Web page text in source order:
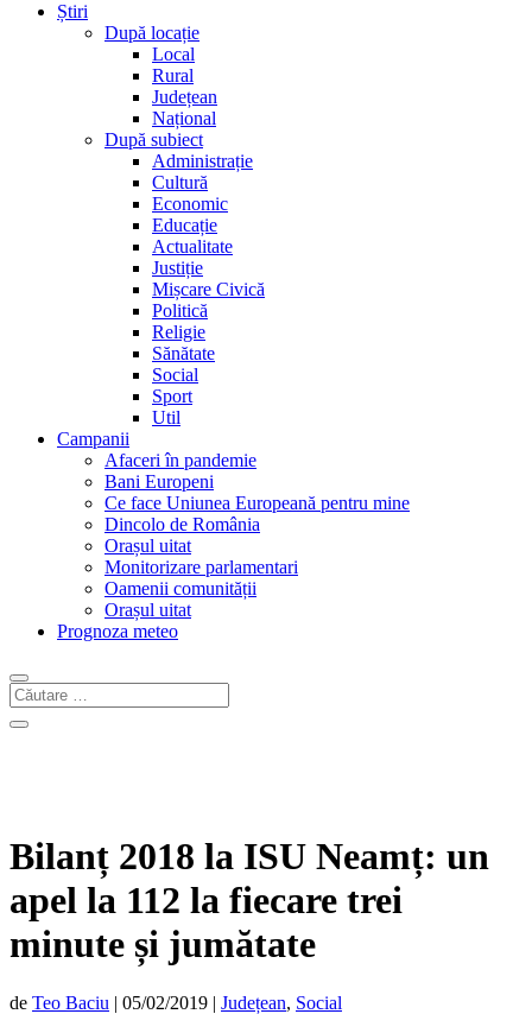
Știri
După locație
Local
Rural
Județean
Național
După subiect
Administrație
Cultură
Economic
Educație
Actualitate
Justiție
Mișcare Civică
Politică
Religie
Sănătate
Social
Sport
Util
Campanii
Afaceri în pandemie
Bani Europeni
Ce face Uniunea Europeană pentru mine
Dincolo de România
Orașul uitat
Monitorizare parlamentari
Oamenii comunității
Orașul uitat
Prognoza meteo
Bilanț 2018 la ISU Neamț: un
apel la 112 la fiecare trei
minute și jumătate
de Teo Baciu | 05/02/2019 | Județean, Social